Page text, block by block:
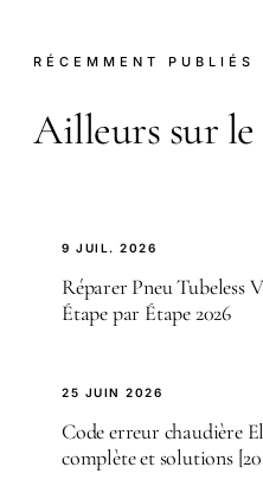
RÉCEMMENT PUBLIÉS
Ailleurs sur le
9 JUIL. 2026
Réparer Pneu Tubeless
Étape par Étape 2026
25 JUIN 2026
Code erreur chaudière
complète et solutions